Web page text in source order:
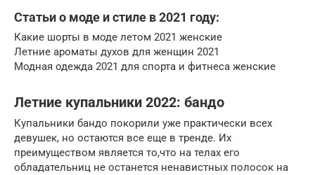
Статьи о моде и стиле в 2021 году:
Какие шорты в моде летом 2021 женские
Летние ароматы духов для женщин 2021
Модная одежда 2021 для спорта и фитнеса женские
Летние купальники 2022: бандо
Купальники бандо покорили уже практически всех
девушек, но остаются все еще в тренде. Их
преимуществом является то,что на телах его
обладательниц не останется ненавистных полосок на